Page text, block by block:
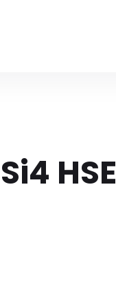
HSE